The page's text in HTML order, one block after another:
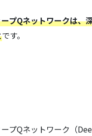
プQネットワークは、
です。
ープQネットワーク（